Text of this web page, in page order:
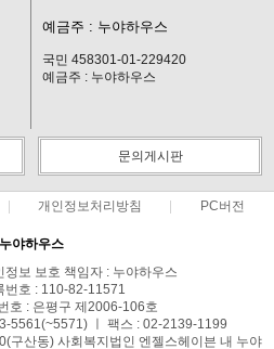
예금주 : 누야하우스
국민 458301-01-229420
예금주 : 누야하우스
문의게시판
개인정보처리방침 PC버전
누야하우스
정보 보호 책임자 : 누야하우스
번호 : 110-82-11571
호 : 은평구 제2006-106호
5561(~5571) ㅣ 팩스 : 02-2139-1199
구산동) 사회복지법인 엔젤스헤이븐 내 누야